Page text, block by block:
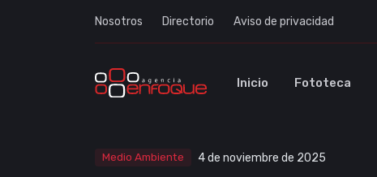
Nosotros Directorio Aviso de privacidad
Inicio Fototeca
Medio Ambiente 4 de noviembre de 2025